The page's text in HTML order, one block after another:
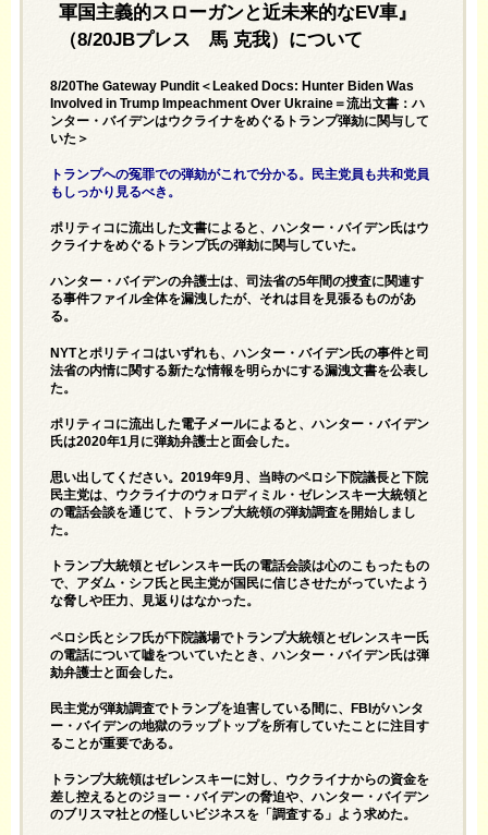
軍国主義的スローガンと近未来的なEV車』
（8/20JBプレス 馬 克我）について
8/20The Gateway Pundit＜Leaked Docs: Hunter Biden Was
Involved in Trump Impeachment Over Ukraine＝流出文書：ハ
ンター・バイデンはウクライナをめぐるトランプ弾劾に関与して
いた＞
トランプへの冤罪での弾劾がこれで分かる。民主党員も共和党員
もしっかり見るべき。
ポリティコに流出した文書によると、ハンター・バイデン氏はウ
クライナをめぐるトランプ氏の弾劾に関与していた。
ハンター・バイデンの弁護士は、司法省の5年間の捜査に関連す
る事件ファイル全体を漏洩したが、それは目を見張るものがあ
る。
NYTとポリティコはいずれも、ハンター・バイデン氏の事件と司
法省の内情に関する新たな情報を明らかにする漏洩文書を公表し
た。
ポリティコに流出した電子メールによると、ハンター・バイデン
氏は2020年1月に弾劾弁護士と面会した。
思い出してください。2019年9月、当時のペロシ下院議長と下院
民主党は、ウクライナのウォロディミル・ゼレンスキー大統領と
の電話会談を通じて、トランプ大統領の弾劾調査を開始しまし
た。
トランプ大統領とゼレンスキー氏の電話会談は心のこもったもの
で、アダム・シフ氏と民主党が国民に信じさせたがっていたよう
な脅しや圧力、見返りはなかった。
ペロシ氏とシフ氏が下院議場でトランプ大統領とゼレンスキー氏
の電話について嘘をついていたとき、ハンター・バイデン氏は弾
劾弁護士と面会した。
民主党が弾劾調査でトランプを迫害している間に、FBIがハンタ
ー・バイデンの地獄のラップトップを所有していたことに注目す
ることが重要である。
トランプ大統領はゼレンスキーに対し、ウクライナからの資金を
差し控えるとのジョー・バイデンの脅迫や、ハンター・バイデン
のブリスマ社との怪しいビジネスを「調査する」よう求めた。